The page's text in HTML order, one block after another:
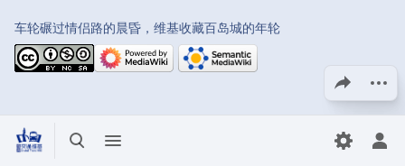
打开/关闭搜索
打开/关闭菜单 切换首选
打
分享此页面
车轮碾过情侣路的晨昏，维基收藏百岛城的年轮